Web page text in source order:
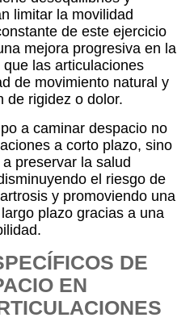
limitar la movilidad
de este ejercicio
mejora progresiva en la
las articulaciones
de movimiento natural y
de rigidez o dolor.
a caminar despacio no
a corto plazo, sino
preservar la salud
el riesgo de
y promoviendo una
plazo gracias a una
DE
EN